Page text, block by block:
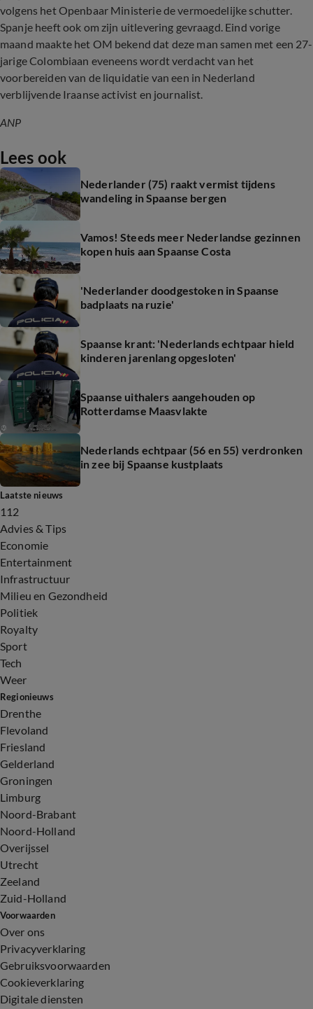
volgens het Openbaar Ministerie de vermoedelijke schutter.
Spanje heeft ook om zijn uitlevering gevraagd. Eind vorige
maand maakte het OM bekend dat deze man samen met een 27-
jarige Colombiaan eveneens wordt verdacht van het
voorbereiden van de liquidatie van een in Nederland
verblijvende Iraanse activist en journalist.
ANP
Lees ook
Nederlander (75) raakt vermist tijdens
wandeling in Spaanse bergen
Vamos! Steeds meer Nederlandse gezinnen
kopen huis aan Spaanse Costa
'Nederlander doodgestoken in Spaanse
badplaats na ruzie'
Spaanse krant: 'Nederlands echtpaar hield
kinderen jarenlang opgesloten'
Spaanse uithalers aangehouden op
Rotterdamse Maasvlakte
Nederlands echtpaar (56 en 55) verdronken
in zee bij Spaanse kustplaats
Laatste nieuws
112
Advies & Tips
Economie
Entertainment
Infrastructuur
Milieu en Gezondheid
Politiek
Royalty
Sport
Tech
Weer
Regionieuws
Drenthe
Flevoland
Friesland
Gelderland
Groningen
Limburg
Noord-Brabant
Noord-Holland
Overijssel
Utrecht
Zeeland
Zuid-Holland
Voorwaarden
Over ons
Privacyverklaring
Gebruiksvoorwaarden
Cookieverklaring
Digitale diensten